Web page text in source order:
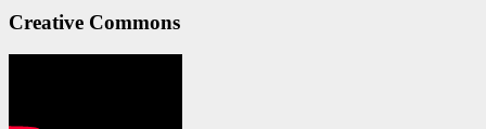
Creative Commons